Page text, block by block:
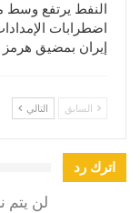
النفط يرتفع وسط
اضطرابات
إيران بمضيق هرمز
السابق التالي
اترك رد
لن يتم